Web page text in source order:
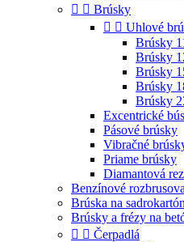
  Brúsky
  Uhlové
Brúsky
Brúsky
Brúsky
Brúsky
Brúsky
Excentrické
Pásové brúsky
Vibračné
Priame brúsky
Diamantová
Benzínové
Brúska na
Brúsky a frézy na
  Čerpadlá